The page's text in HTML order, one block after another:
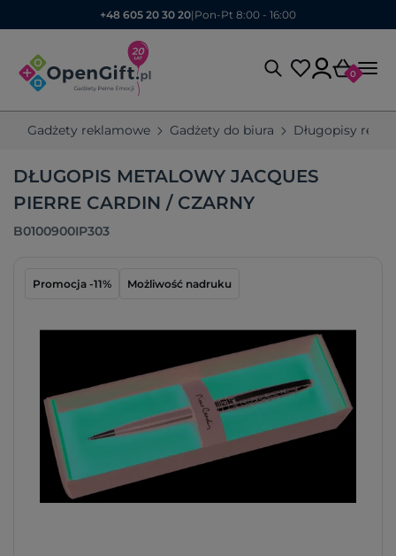
+48 605 20 30 20| Pon-Pt 8:00 - 16:00
0
Gadżety reklamowe Gadżety do biura Długopisy
DŁUGOPIS METALOWY JACQUES
PIERRE CARDIN / CZARNY
B0100900IP303
Promocja -11% Możliwość nadruku